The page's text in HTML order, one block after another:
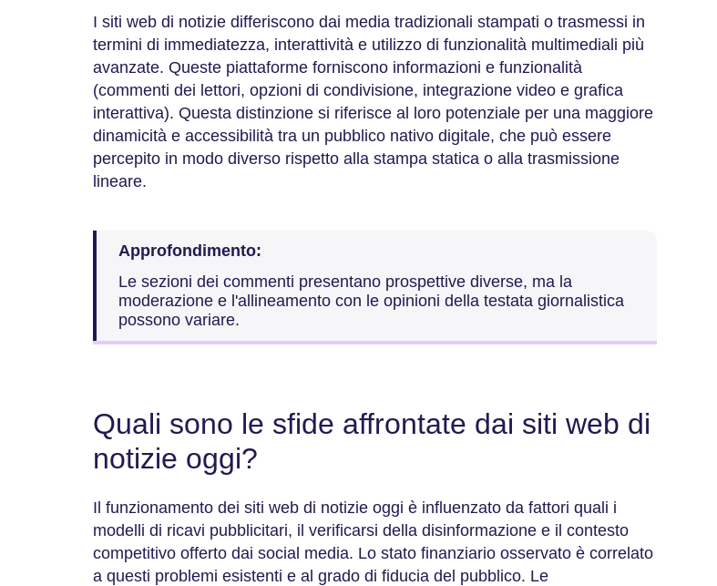
I siti web di notizie differiscono dai media tradizionali stampati o trasmessi in
termini di immediatezza, interattività e utilizzo di funzionalità multimediali più
avanzate. Queste piattaforme forniscono informazioni e funzionalità
(commenti dei lettori, opzioni di condivisione, integrazione video e grafica
interattiva). Questa distinzione si riferisce al loro potenziale per una maggiore
dinamicità e accessibilità tra un pubblico nativo digitale, che può essere
percepito in modo diverso rispetto alla stampa statica o alla trasmissione
lineare.
Approfondimento:
Le sezioni dei commenti presentano prospettive diverse, ma la
moderazione e l'allineamento con le opinioni della testata giornalistica
possono variare.
Quali sono le sfide affrontate dai siti web di
notizie oggi?
Il funzionamento dei siti web di notizie oggi è influenzato da fattori quali i
modelli di ricavi pubblicitari, il verificarsi della disinformazione e il contesto
competitivo offerto dai social media. Lo stato finanziario osservato è correlato
a questi problemi esistenti e al grado di fiducia del pubblico. Le